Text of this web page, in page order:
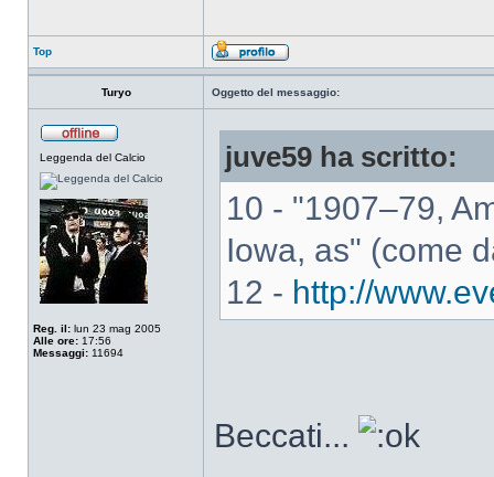
Top
Turyo Oggetto del messaggio:
Leggenda del Calcio
Reg. il: lun 23 mag 2005
Alle ore: 17:56
Messaggi: 11694
juve59 ha scritto:
10 - "1907–79,
Iowa, as" (come
12 - http://
Beccati...